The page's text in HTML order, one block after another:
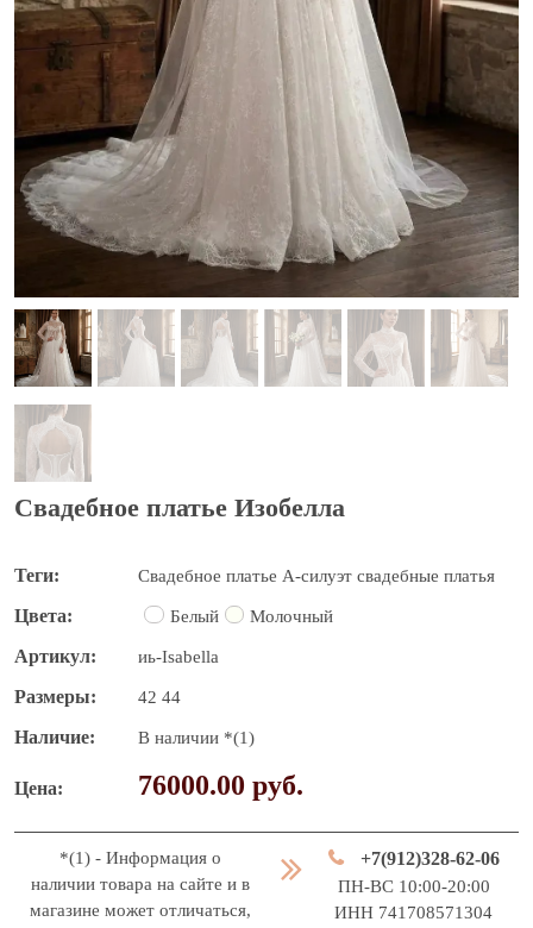
Свадебное платье Изобелла
Теги Свадебное платье А-силуэт свадебные платья
Цвета Белый Молочный
Артикул иь-Isabella
Размеры 42 44
Наличие В наличии *(1)
Цена 76000.00 руб.
*(1) - Информация о
наличии товара на сайте и в
магазине может отличаться,
+7(912)328-62-06
ПН-ВС 10:00-20:00
ИНН 741708571304